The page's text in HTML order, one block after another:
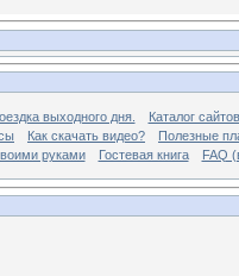
выходного дня.
Каталог сайтов
Как скачать видео?
Полезные
руками
Гостевая книга FAQ